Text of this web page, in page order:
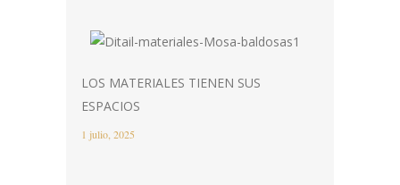
LOS MATERIALES TIENEN SUS
ESPACIOS
1 julio, 2025